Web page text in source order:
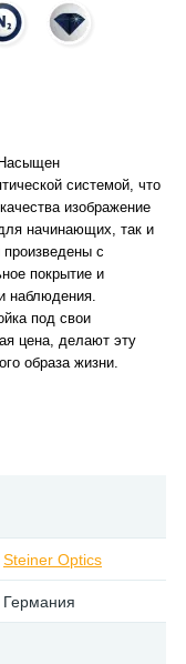
системой, что
изображение
начинающих, так и
с
покрытие и
наблюдения.
под свои
цена, делают эту
образа жизни.
Steiner Optics
Германия